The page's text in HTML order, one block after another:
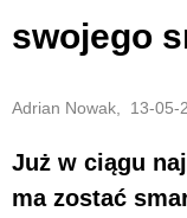
swojego
Adrian Nowak, 13-05-
Już w ciągu
ma zostać